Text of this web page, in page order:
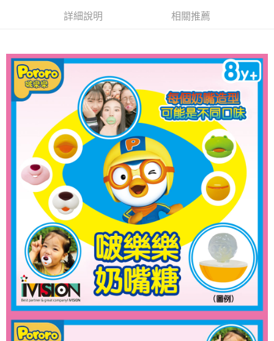
每筆NT$80，滿NT$699(含以上)免運費
付款後7-11取貨
每筆NT$80，滿NT$699(含以上)免運費
每筆NT$100，滿NT$699(含以上)免運費
詳細說明 相關推薦